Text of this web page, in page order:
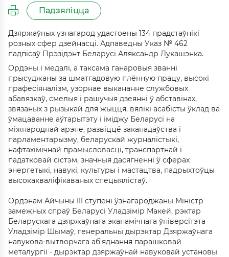
Падзяліцца
Дзяржаўных узнагарод удастоены 134 прадстаўнікі
розных сфер дзейнасці. Адпаведны Указ № 462
падпісаў Прэзідэнт Беларусі Аляксандр Лукашэнка.
Ордэны і медалі, а таксама ганаровыя званні
прысуджаны за шматгадовую плённую працу, высокі
прафесіяналізм, узорнае выкананне службовых
абавязкаў, смелыя і рашучыя дзеянні ў абставінах,
звязаных з рызыкай для жыцця, вялікі асабісты ўклад ва
ўмацаванне аўтарытэту і іміджу Беларусі на
міжнароднай арэне, развіццё заканадаўства і
парламентарызму, беларускай журналістыкі,
нафтахімічнай прамысловасці, транспартнай і
падатковай сістэм, значныя дасягненні ў сферах
энергетыкі, навукі, культуры і мастацтва, падрыхтоўцы
высокакваліфікаваных спецыялістаў.
Ордэнам Айчыны III ступені ўзнагароджаны Міністр
замежных спраў Беларусі Уладзімір Макей, рэктар
Беларускага дзяржаўнага эканамічнага ўніверсітэта
Уладзімір Шымаў, генеральны дырэктар Дзяржаўнага
навукова-вытворчага аб'яднання парашковай
металургіі - дырэктар дзяржаўнай навуковай установы